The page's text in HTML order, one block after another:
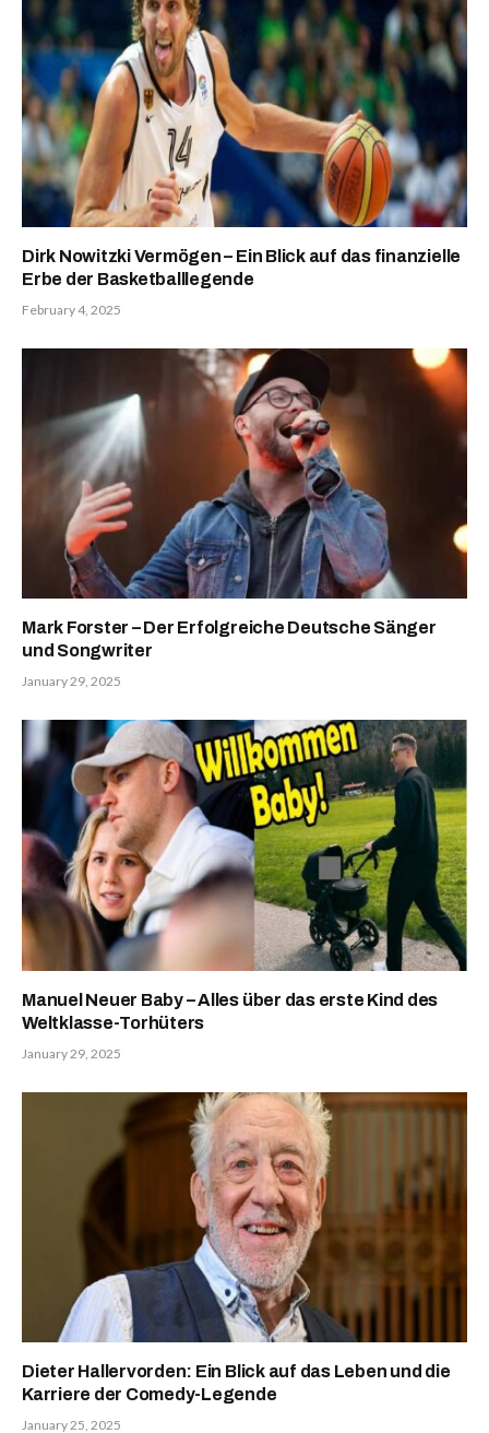
Dirk Nowitzki Vermögen – Ein Blick auf das finanzielle
Erbe der Basketballlegende
February 4, 2025
Mark Forster – Der Erfolgreiche Deutsche Sänger
und Songwriter
January 29, 2025
Manuel Neuer Baby – Alles über das erste Kind des
Weltklasse-Torhüters
January 29, 2025
Dieter Hallervorden: Ein Blick auf das Leben und die
Karriere der Comedy-Legende
January 25, 2025